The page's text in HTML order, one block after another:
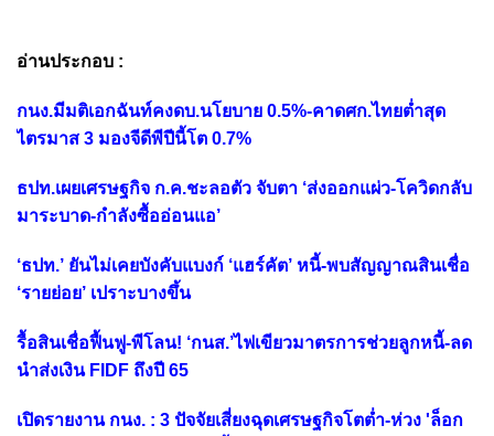
อ่านประกอบ :
กนง.มีมติเอกฉันท์คงดบ.นโยบาย 0.5%-คาดศก.ไทยต่ำสุด
ไตรมาส 3 มองจีดีพีปีนี้โต 0.7%
ธปท.เผยเศรษฐกิจ ก.ค.ชะลอตัว จับตา ‘ส่งออกแผ่ว-โควิดกลับ
มาระบาด-กำลังซื้ออ่อนแอ’
‘ธปท.’ ยันไม่เคยบังคับแบงก์ ‘แฮร์คัต’ หนี้-พบสัญญาณสินเชื่อ
‘รายย่อย’ เปราะบางขึ้น
รื้อสินเชื่อฟื้นฟู-พีโลน! ‘กนส.’ไฟเขียวมาตรการช่วยลูกหนี้-ลด
นำส่งเงิน FIDF ถึงปี 65
เปิดรายงาน กนง. : 3 ปัจจัยเสี่ยงฉุดเศรษฐกิจโตต่ำ-ห่วง 'ล็อก